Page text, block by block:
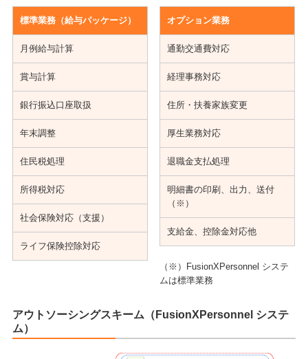
JFEグループ専用サイト
For JFE Group
採用情報
Recruit
お問い合わせ
Contact
サイトマップ
Site map
サイト内検索
Search
標準業務（給与パッケージ）
月例給与計算
賞与計算
銀行振込口座取扱
年末調整
住民税処理
所得税対応
社会保険対応（支援）
ライフ保険控除対応
オプション業務
通勤交通費対応
経理事務対応
住所・扶養家族変更
厚生業務対応
退職金支払処理
明細書の印刷、出力、送付
（※）
支給金、控除金対応他
（※）FusionXPersonnel システ
ムは標準業務
アウトソーシングスキーム（FusionXPersonnel システ
ム）